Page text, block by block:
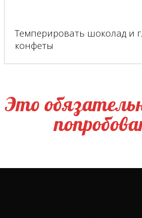
Темперировать шоколад и
конфеты
Это